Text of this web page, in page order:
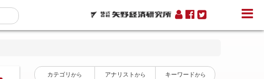
カテゴリ から アナリスト から キーワードから